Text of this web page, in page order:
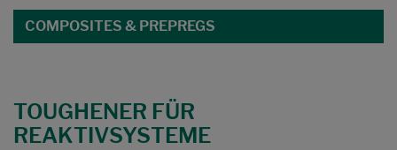
COMPOSITES & PREPREGS
TOUGHENER FÜR
REAKTIVSYSTEME